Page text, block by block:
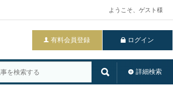
ようこそ、ゲスト様
有料会員登録 ログイン
詳細検索